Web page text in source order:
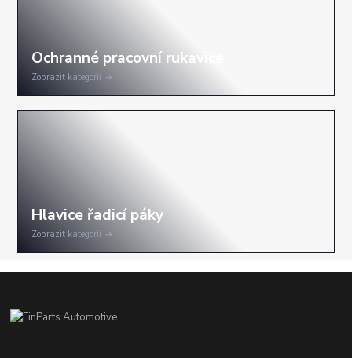
Zobrazit kategorii
Zobrazit kategorii